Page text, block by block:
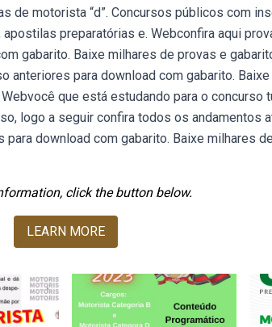
de motorista “d”. Concursos públicos com
preparatórias e. Webconfira aqui
gabarito. Baixe milhares de provas e
anteriores para download com gabarito.
que está estudando para o concurso
logo a seguir confira todos os andamentos
download com gabarito. Baixe milhares
click the button below.
LEARN MORE